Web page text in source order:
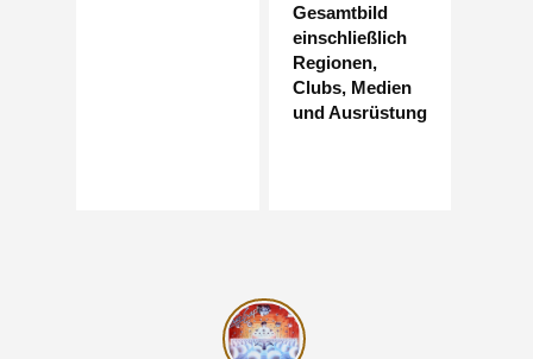
Gesamtbild
einschließlich
Regionen,
Clubs, Medien
und Ausrüstung